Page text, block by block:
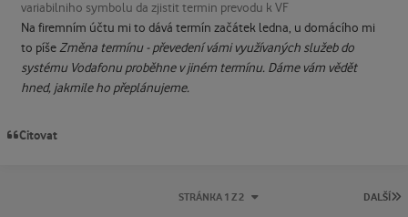
variabilniho symbolu da zjistit termin prevodu k VF
Na firemním účtu mi to dává termín začátek ledna, u domácího mi
to píšeZměna termínu - převedení vámi využívaných služeb do
systému Vodafonu proběhne v jiném termínu. Dáme vám vědět
hned, jakmile ho přeplánujeme.
Citovat
DALŠÍ
STRÁNKA 1 Z 2